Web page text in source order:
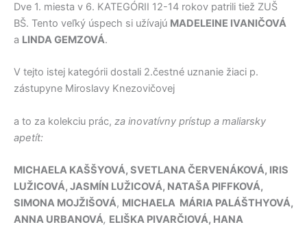
Dve 1. miesta v 6. KATEGÓRII 12-14 rokov patrili tiež ZUŠ
BŠ. Tento veľký úspech si užívajú MADELEINE IVANIČOVÁ
a LINDA GEMZOVÁ.
V tejto istej kategórii dostali 2.čestné uznanie žiaci p.
zástupyne Miroslavy Knezovičovej
a to za kolekciu prác, za inovatívny prístup a maliarsky
apetít:
MICHAELA KAŠŠYOVÁ, SVETLANA ČERVENÁKOVÁ, IRIS
LUŽICOVÁ, JASMÍN LUŽICOVÁ, NATAŠA PIFFKOVÁ,
SIMONA MOJŽIŠOVÁ, MICHAELA MÁRIA PALÁŠTHYOVÁ,
ANNA URBANOVÁ, ELIŠKA PIVARČIOVÁ, HANA